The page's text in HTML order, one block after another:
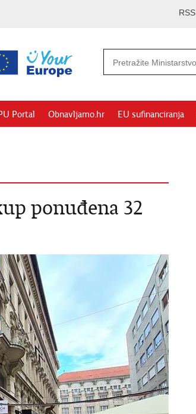
RSS
Portal Obnavljamo.hr EU sufinanciranja
ponuđena 32